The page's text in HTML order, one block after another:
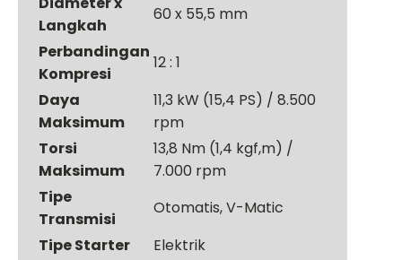
Langkah
60 x 55,5 mm
Perbandingan
Kompresi
12 : 1
Daya
Maksimum
11,3 kW (15,4 PS) / 8.500
rpm
Torsi
Maksimum
13,8 Nm (1,4 kgf,m) /
7.000 rpm
Tipe
Transmisi
Otomatis, V-Matic
Tipe Starter
Elektrik